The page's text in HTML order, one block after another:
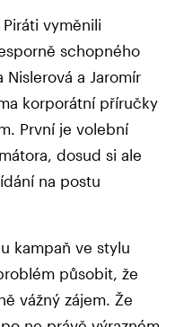
vyměnili
schopného
Nislerová a Jaromír
korporátní příručky
První je volební
dosud si ale
na postu
kampaň ve stylu
působit, že
vážný zájem. Že